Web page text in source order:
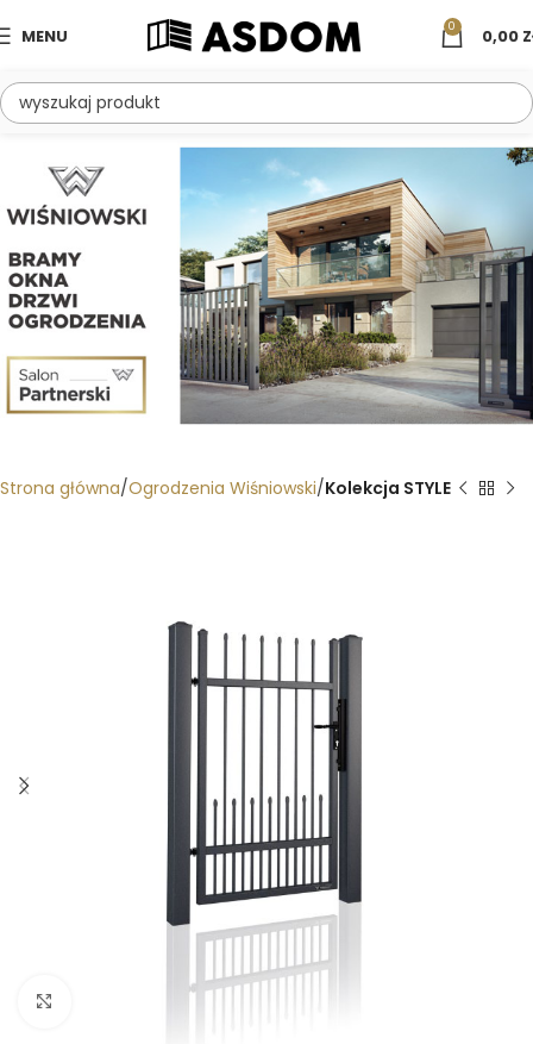
MENU 0 0,00
Strona główna Ogrodzenia Wiśniowski Kolekcja STYLE